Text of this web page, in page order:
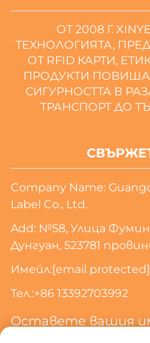
ОТ 2008 Г.
ТЕХНОЛОГИЯТА,
ОТ RFID КАРТИ,
ПРОДУКТИ
СИГУРНОСТТА В
ТРАНСПОРТ ДО
Company Name:
Label Co., Ltd.
Add: №58, Улица
Дунгуан, 523781
Имейл:[email protected]
Тел.:+86 13392703992
Оставете вашия